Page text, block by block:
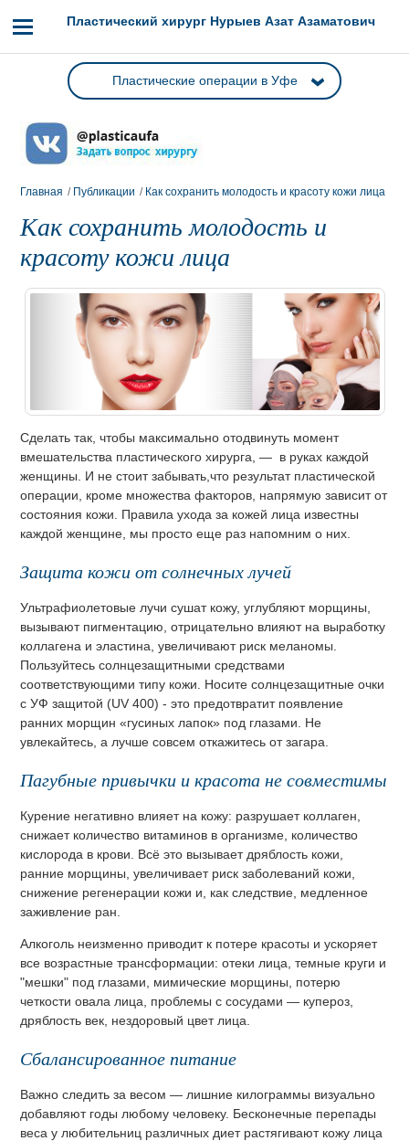
Пластический хирург Нурыев Азат Азаматович
Пластические операции в Уфе
Главная / Публикации / Как сохранить молодость и красоту кожи лица
Как сохранить молодость и
красоту кожи лица
Сделать так, чтобы максимально отодвинуть момент
вмешательства пластического хирурга, — в руках каждой
женщины. И не стоит забывать,что результат пластической
операции, кроме множества факторов, напрямую зависит от
состояния кожи. Правила ухода за кожей лица известны
каждой женщине, мы просто еще раз напомним о них.
Защита кожи от солнечных лучей
Ультрафиолетовые лучи сушат кожу, углубляют морщины,
вызывают пигментацию, отрицательно влияют на выработку
коллагена и эластина, увеличивают риск меланомы.
Пользуйтесь солнцезащитными средствами
соответствующими типу кожи. Носите солнцезащитные очки
с УФ защитой (UV 400) - это предотвратит появление
ранних морщин «гусиных лапок» под глазами. Не
увлекайтесь, а лучше совсем откажитесь от загара.
Пагубные привычки и красота не совместимы
Курение негативно влияет на кожу: разрушает коллаген,
снижает количество витаминов в организме, количество
кислорода в крови. Всё это вызывает дряблость кожи,
ранние морщины, увеличивает риск заболеваний кожи,
снижение регенерации кожи и, как следствие, медленное
заживление ран.
Алкоголь неизменно приводит к потере красоты и ускоряет
все возрастные трансформации: отеки лица, темные круги и
"мешки" под глазами, мимические морщины, потерю
четкости овала лица, проблемы с сосудами — купероз,
дряблость век, нездоровый цвет лица.
Сбалансированное питание
Важно следить за весом — лишние килограммы визуально
добавляют годы любому человеку. Бесконечные перепады
веса у любительниц различных диет растягивают кожу лица